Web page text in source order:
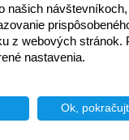
našich
z webových stránok.
nastavenia.
Ok,